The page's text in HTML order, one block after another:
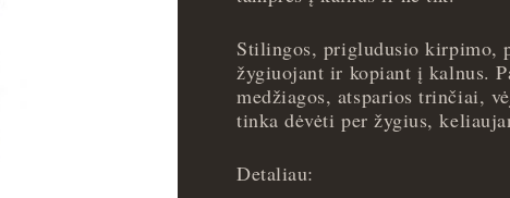
XXS
quantity
Stilingos, prigludusio kirpimo,
žygiuojant ir kopiant į kalnus.
medžiagos, atsparios trinčiai,
tinka dėvėti per žygius,
Detaliau: